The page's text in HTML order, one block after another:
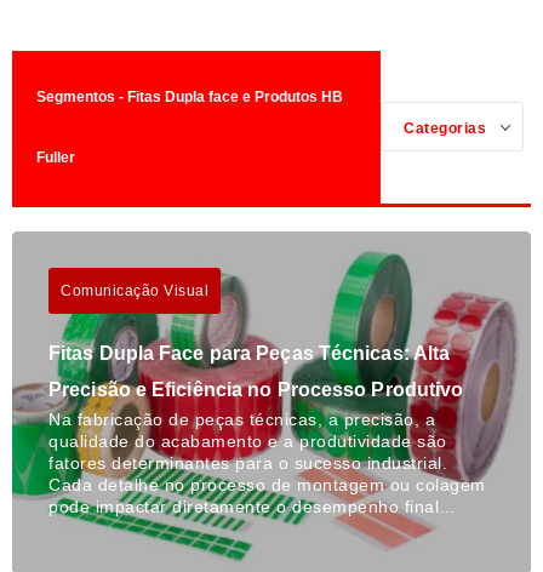
Segmentos - Fitas Dupla face e Produtos HB
Fuller
Categorias
Comunicação Visual
Fitas Dupla Face para Peças Técnicas: Alta
Precisão e Eficiência no Processo Produtivo
Na fabricação de peças técnicas, a precisão, a
qualidade do acabamento e a produtividade são
fatores determinantes para o sucesso industrial.
Cada detalhe no processo de montagem ou colagem
pode impactar diretamente o desempenho final…